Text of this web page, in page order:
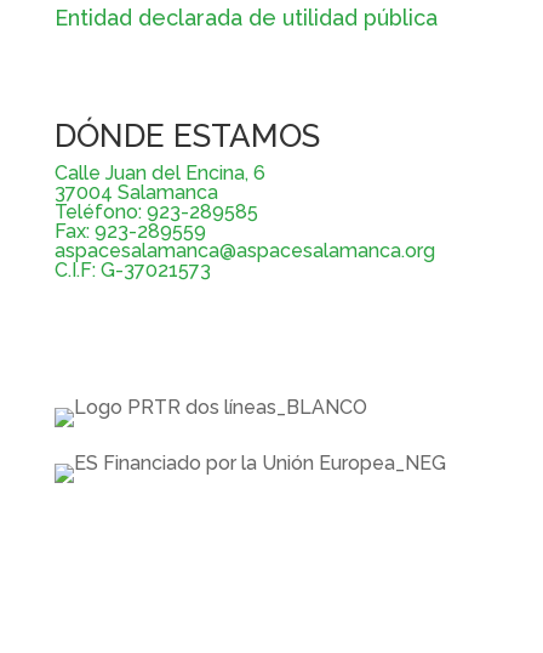
Entidad declarada de utilidad pública
DÓNDE ESTAMOS
Calle Juan del Encina, 6
37004 Salamanca
Teléfono: 923-289585
Fax: 923-289559
aspacesalamanca@aspacesalamanca.org
C.I.F: G-37021573